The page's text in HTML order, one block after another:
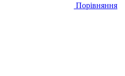
Порівняння